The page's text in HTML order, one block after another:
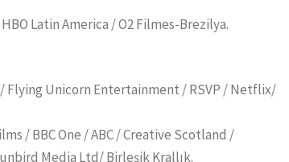
Latin America / O2 Filmes-Brezilya.
Flying Unicorn Entertainment / RSVP / Netflix/
/ BBC One / ABC / Creative Scotland /
Media Ltd/ Birleşik Krallık.